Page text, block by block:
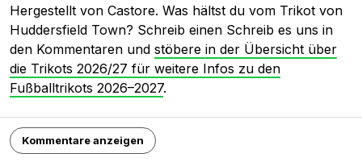
Hergestellt von Castore. Was hältst du vom Trikot von
Huddersfield Town? Schreib einen Schreib es uns in
den Kommentaren und stöbere in der Übersicht über
die Trikots 2026/27 für weitere Infos zu den
Fußballtrikots 2026–2027.
Kommentare anzeigen